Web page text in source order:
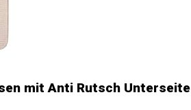
mit Anti Rutsch Unterseite